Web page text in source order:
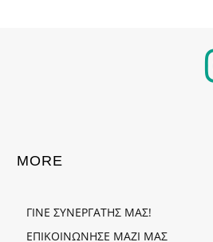
MORE
ΓΙΝΕ ΣΥΝΕΡΓΑΤΗΣ ΜΑΣ!
ΕΠΙΚΟΙΝΩΝΗΣΕ ΜΑΖΙ ΜΑΣ